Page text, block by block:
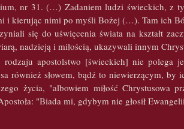
nr 31. (…) Zadaniem ludzi świeckich, z
i kierując nimi po myśli Bożej (…). Tam ich
się do uświęcenia świata na kształt
nadzieją i miłością, ukazywali innym
apostolstwo [świeckich] nie polega
również słowem, bądź to niewierzącym,
życia, "albowiem miłość Chrystusowa
"Biada mi, gdybym nie głosił